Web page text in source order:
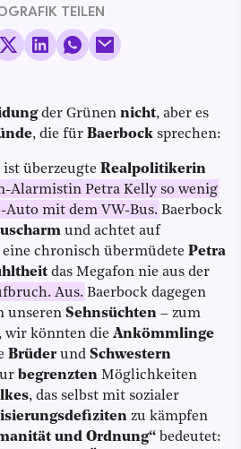
TEILEN
der Grünen nicht, aber es
, die für Baerbock sprechen:
ist überzeugte Realpolitikerin
Alarmistin Petra Kelly so wenig
Auto mit dem VW-Bus. Baerbock
und achtet auf
chronisch übermüdete Petra
das Megafon nie aus der
Aus. Baerbock dagegen
unseren Sehnsüchten – zum
wir könnten die Ankömmlinge
Brüderund Schwestern
begrenzten Möglichkeiten
, das selbst mit sozialer
zu kämpfen
und Ordnung“ bedeutet: